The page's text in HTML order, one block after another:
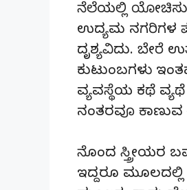
ನೆಲೆಯಲ್ಲಿ
ಉದ್ಯಮ ನಗರಿಗಳ
ದೃಶ್ಯವಿದು. ಬೇರೆ
ಕುಟುಂಬಗಳು
ವ್ಯವಸ್ಥೆಯ ಕಥೆ ವ್ಯಥೆ
ನಂತರವೂ
ನೊಂದ ಸ್ತ್ರೀಯರ
ಇದ್ದರೂ ಮೂಲದಲ್ಲಿ